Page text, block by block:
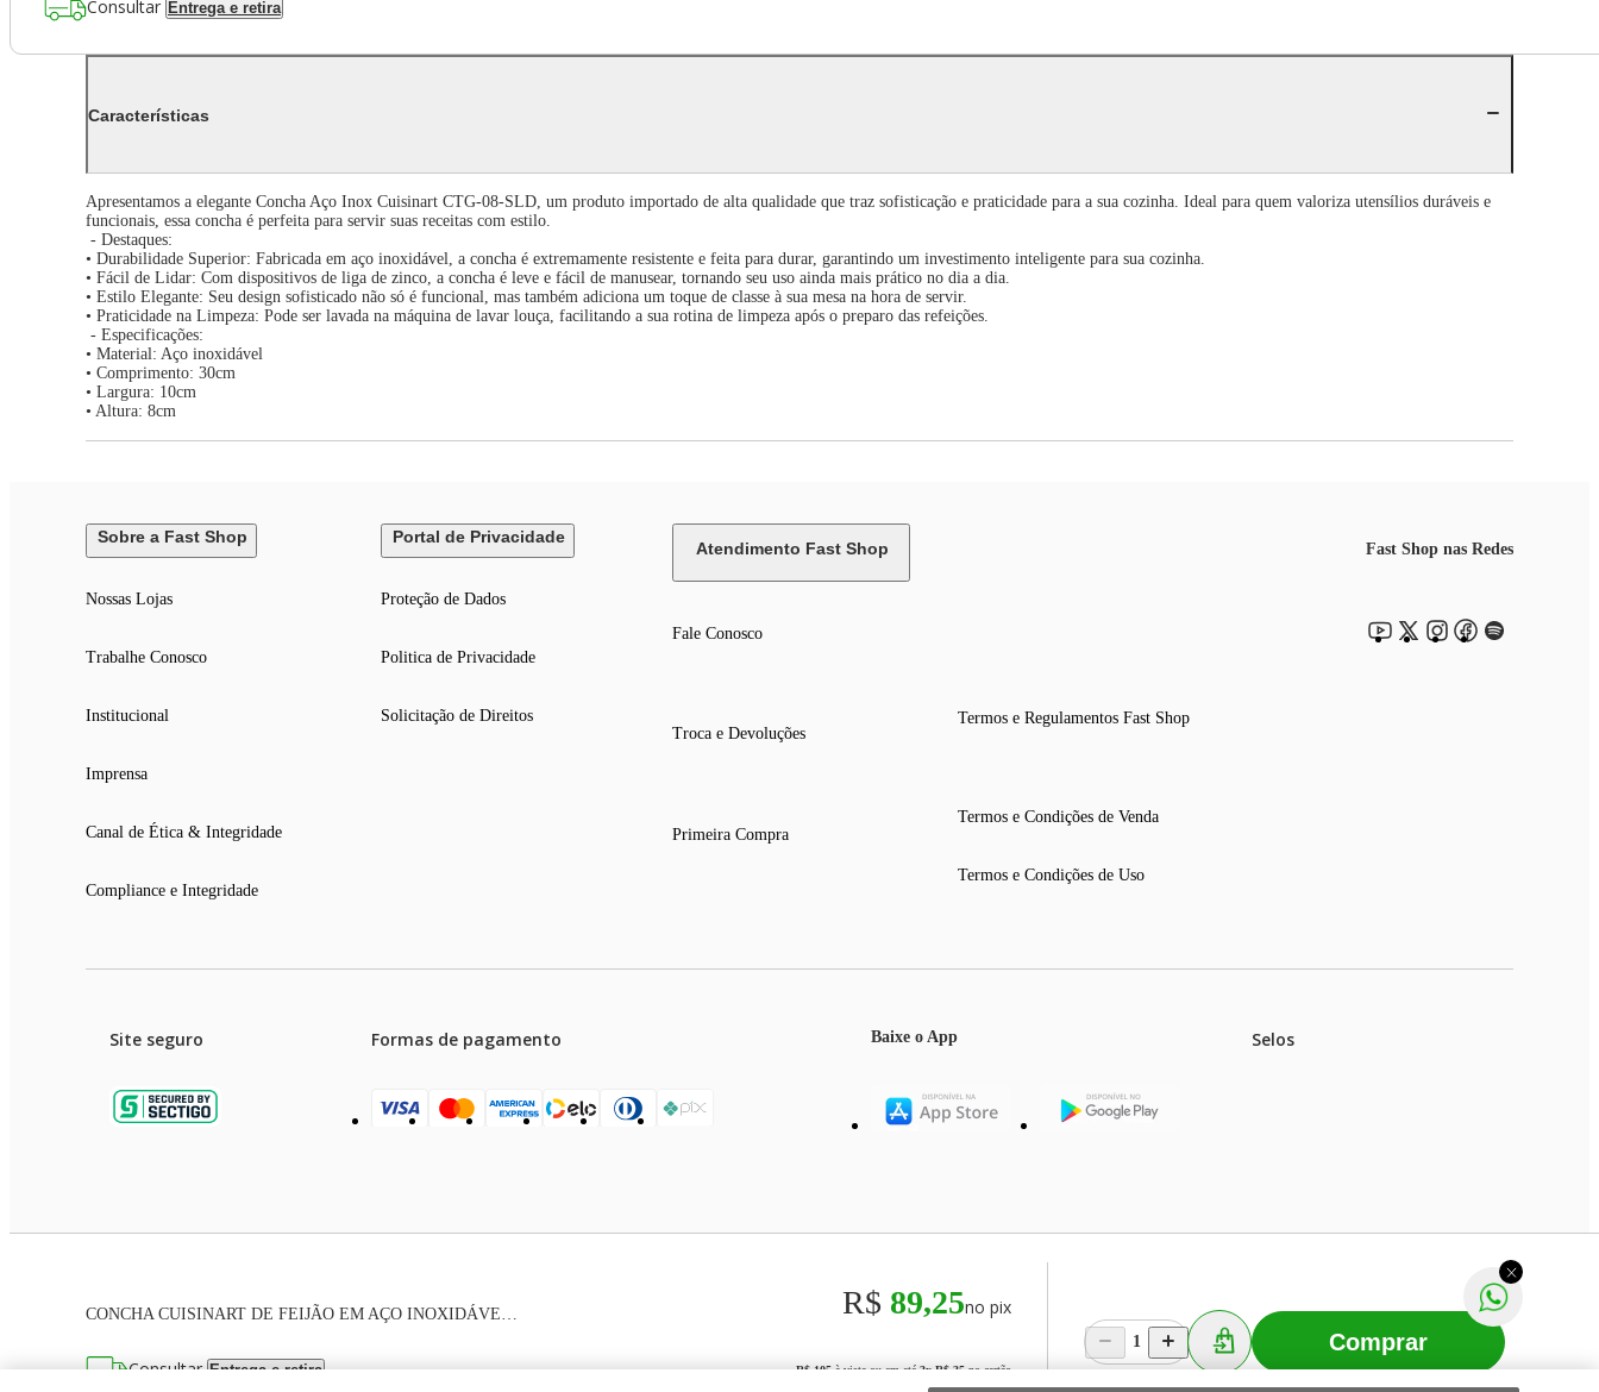
Consultar Entrega e retira
R$ 89,25no pix
R$ 105 à vista ou em até 3x R$ 35no cartão
1 Comprar
Consultar Entrega e retira
Características
Apresentamos a elegante Concha Aço Inox Cuisinart CTG-08-SLD, um produto importado de alta qualidade que traz sofisticação e praticidade para a sua cozinha. Ideal para quem valoriza utensílios duráveis e
funcionais, essa concha é perfeita para servir suas receitas com estilo.
- Destaques:
• Durabilidade Superior: Fabricada em aço inoxidável, a concha é extremamente resistente e feita para durar, garantindo um investimento inteligente para sua cozinha.
• Fácil de Lidar: Com dispositivos de liga de zinco, a concha é leve e fácil de manusear, tornando seu uso ainda mais prático no dia a dia.
• Estilo Elegante: Seu design sofisticado não só é funcional, mas também adiciona um toque de classe à sua mesa na hora de servir.
• Praticidade na Limpeza: Pode ser lavada na máquina de lavar louça, facilitando a sua rotina de limpeza após o preparo das refeições.
- Especificações:
• Material: Aço inoxidável
• Comprimento: 30cm
• Largura: 10cm
• Altura: 8cm
Sobre a Fast Shop
Nossas Lojas
Trabalhe Conosco
Institucional
Imprensa
Canal de Ética & Integridade
Compliance e Integridade
Portal de Privacidade
Proteção de Dados
Politica de Privacidade
Solicitação de Direitos
Atendimento Fast Shop
Fale Conosco
Troca e Devoluções
Primeira Compra
Termos e Regulamentos Fast Shop
Termos e Condições de Venda
Termos e Condições de Uso
Fast Shop nas Redes
Site seguro Formas de pagamento Baixe o App Selos
Preços e condições de pagamento válidos exclusivamente para compras efetuadas no site, podendo diferir na rede de lojas físicas.
As imagens dos produtos são meramente ilustrativas. Todos os preços e condições comerciais estão sujeitos a alteração sem aviso prévio. Fast Shop S. A. CNPJ: 43.708.379/0001-
Selecionar os Cookies